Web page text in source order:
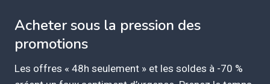
Acheter sous la pression des
promotions
Les offres « 48h seulement » et les soldes à -70 %